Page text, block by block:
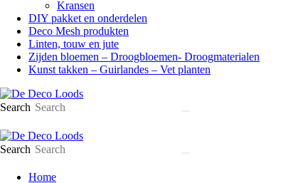
Kransen
DIY pakket en onderdelen
Deco Mesh produkten
Linten, touw en jute
Zijden bloemen – Droogbloemen- Droogmaterialen
Kunst takken – Guirlandes – Vet planten
Search
Search
Home